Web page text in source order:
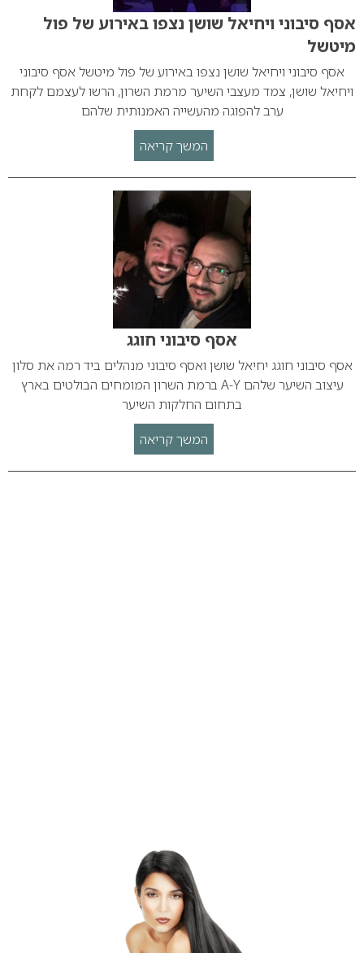
אסף סיבוני ויחיאל שושן נצפו באירוע של פול
מיטשל
אסף סיבוני ויחיאל שושן נצפו באירוע של פול מיטשל אסף סיבוני
ויחיאל שושן, צמד מעצבי השיער מרמת השרון, הרשו לעצמם לקחת
ערב להפוגה מהעשייה האמנותית שלהם
המשך קריאה
אסף סיבוני חוגג
אסף סיבוני חוגג יחיאל שושן ואסף סיבוני מנהלים ביד רמה את סלון
עיצוב השיער שלהם A-Y ברמת השרון המומחים הבולטים בארץ
בתחום החלקות השיער
המשך קריאה